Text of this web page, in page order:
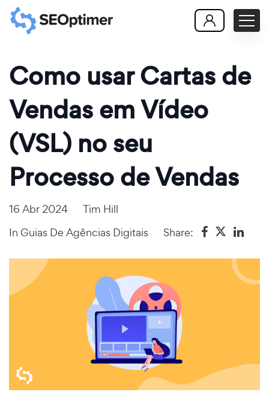
Como usar Cartas de
Vendas em Vídeo
(VSL) no seu
Processo de Vendas
16 Abr 2024
Tim Hill
In Guias De Agências Digitais Share: